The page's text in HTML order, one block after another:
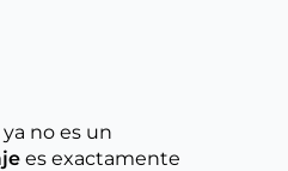
no es un
es exactamente